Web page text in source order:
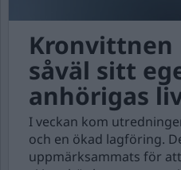
Kronvittnen
såväl sitt
anhörigas
I veckan kom
och en ökad lagföring.
uppmärksammats för